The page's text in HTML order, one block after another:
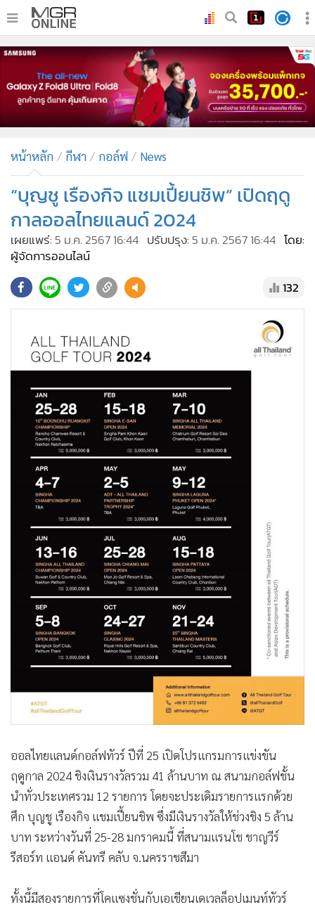
• หน้าหลัก
ทันเหตุการณ์
ภาคใต้
• ภูมิภาค
• บันเทิง
ผู้จัดการรายวัน
คอลัมนิสต์
• ละคร
• CbizReview
• ผู้จัดกวน
Green Innovation & SD
Management & HR
Infographic
การเมือง
ท่องเที่ยว
กีฬา
ต่างประเทศ
Special Scoop
เศรษฐกิจ-ธุรกิจ
ชุมชน-คุณภาพชีวิต
อาชญากรรม
Motoring
เกม
วิทยาศาสตร์
หุ้น
• อินโดจีน
• กองทุนรวม
• Celeb Online
• Factcheck
• ญี่ปุ่น
• News1
• Gotomanager
หน้าหลัก กีฬา กอล์ฟ News
“บุญชู เรืองกิจ แชมเปี้ยนชิพ” เปิดฤดู
กาลออลไทยแลนด์ 2024
เผยแพร่:5 ม.ค. 2567 16:44 ปรับปรุง:5 ม.ค. 2567 16:44 โดย:
ผู้จัดการออนไลน์
132
ออลไทยแลนด์กอล์ฟทัวร์ ปีที่ 25 เปิดโปรแกรมการแข่งขัน
ฤดูกาล 2024 ชิงเงินรางวัลรวม 41 ล้านบาท ณ สนามกอล์ฟชั้น
นำทั่วประเทศรวม 12 รายการ โดยจะประเดิมรายการแรกด้วย
ศึก บุญชู เรืองกิจ แชมเปี้ยนชิพ ซึ่งมีเงินรางวัลให้ช่วงชิง 5 ล้าน
บาท ระหว่างวันที่ 25-28 มกราคมนี้ ที่สนามแรนโช ชาญวีร์
รีสอร์ท แอนด์ คันทรี คลับ จ.นครราชสีมา
ทั้งนี้มีสองรายการที่โคแซงชั่นกับเอเชียนเดเวลล็อปเมนท์ทัวร์